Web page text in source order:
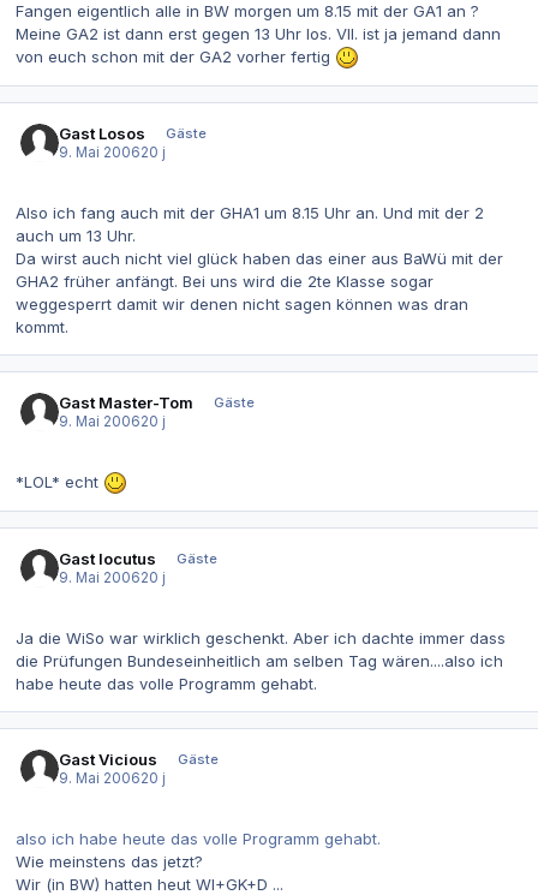
Fangen eigentlich alle in BW morgen um 8.15 mit der GA1 an ?
Meine GA2 ist dann erst gegen 13 Uhr los. Vll. ist ja jemand dann
von euch schon mit der GA2 vorher fertig
Gast Losos
Gäste
9. Mai 200620 j
Also ich fang auch mit der GHA1 um 8.15 Uhr an. Und mit der 2
auch um 13 Uhr.
Da wirst auch nicht viel glück haben das einer aus BaWü mit der
GHA2 früher anfängt. Bei uns wird die 2te Klasse sogar
weggesperrt damit wir denen nicht sagen können was dran
kommt.
Gast Master-Tom
Gäste
9. Mai 200620 j
*LOL* echt
Gast locutus
Gäste
9. Mai 200620 j
Ja die WiSo war wirklich geschenkt. Aber ich dachte immer dass
die Prüfungen Bundeseinheitlich am selben Tag wären....also ich
habe heute das volle Programm gehabt.
Gast Vicious
Gäste
9. Mai 200620 j
also ich habe heute das volle Programm gehabt.
Wie meinstens das jetzt?
Wir (in BW) hatten heut WI+GK+D ...